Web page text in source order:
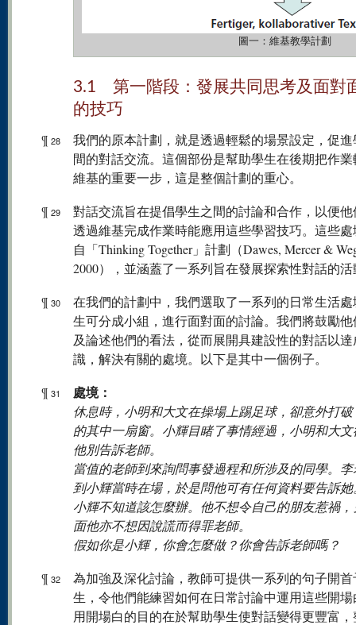
圖一：維基教學計劃
3.1 第一階段：發展共同思考及面對
的技巧
¶ 28
我們的原本計劃，就是透過輕鬆的場景設定，促
間的對話交流。這個部份是幫助學生在後期把作
維基的重要一步，這是整個計劃的重心。
¶ 29
對話交流旨在提倡學生之間的討論和合作，以便
透過維基完成作業時能應用這些學習技巧。這些
自「Thinking Together」計劃（Dawes, Mercer &
2000），並涵蓋了一系列旨在發展探索性對話的
¶ 30
在我們的計劃中，我們選取了一系列的日常生活
生可分成小組，進行面對面的討論。我們將鼓勵
及論述他們的看法，從而展開具建設性的對話以達
識，解決有關的處境。以下是其中一個例子。
¶ 31 處境：
休息時，小明和大文在操場上踢足球，卻意外打
的其中一扇窗。小輝目睹了事情經過，小明和大
他別告訴老師。
當值的老師到來詢問事發過程和所涉及的同學。
到小輝當時在場，於是問他可有任何資料要告訴她
小輝不知道該怎麼辦。他不想令自己的朋友惹禍
面他亦不想因說謊而得罪老師。
假如你是小輝，你會怎麼做？你會告訴老師嗎？
¶ 32
為加強及深化討論，教師可提供一系列的句子開首
生，令他們能練習如何在日常討論中運用這些開
用開場白的目的在於幫助學生使對話變得更豐富